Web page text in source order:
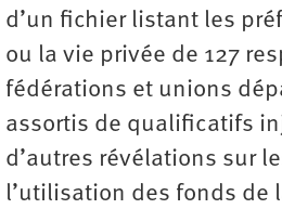
d’un fichier listant les
ou la vie privée de 127
fédérations et unions
assortis de qualificatifs
d’autres révélations sur
l’utilisation des fonds de